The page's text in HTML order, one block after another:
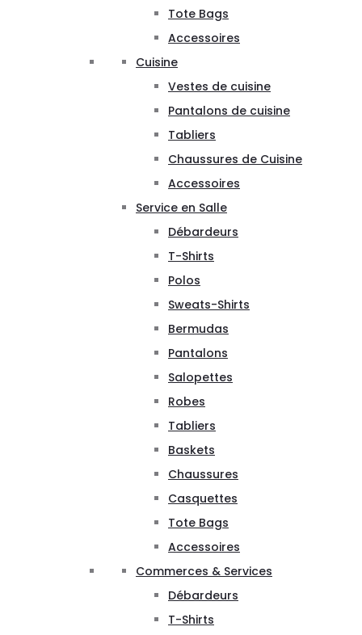
Tote Bags
Accessoires
Cuisine
Vestes de cuisine
Pantalons de cuisine
Tabliers
Chaussures de Cuisine
Accessoires
Service en Salle
Débardeurs
T-Shirts
Polos
Sweats-Shirts
Bermudas
Pantalons
Salopettes
Robes
Tabliers
Baskets
Chaussures
Casquettes
Tote Bags
Accessoires
Commerces & Services
Débardeurs
T-Shirts